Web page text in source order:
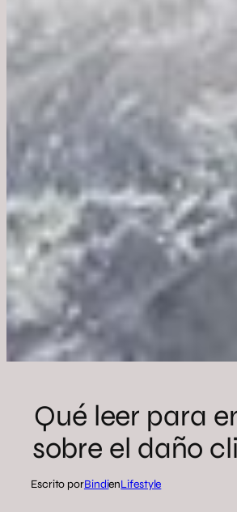
Qué leer para
sobre el daño
Escrito porBindienLifestyle